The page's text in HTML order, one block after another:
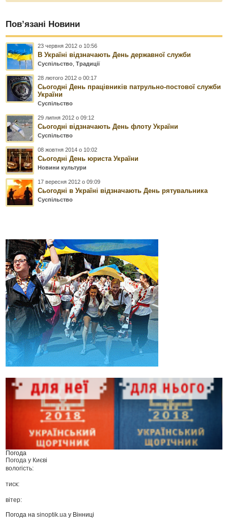
Пов’язані Новини
23 червня 2012 о 10:56
В Україні відзначають День державної служби
Суспільство ,Традиції
28 лютого 2012 о 00:17
Сьогодні День працівників патрульно-постової служби
України
Суспільство
29 липня 2012 о 09:12
Сьогодні відзначають День флоту України
Суспільство
08 жовтня 2014 о 10:02
Сьогодні День юриста України
Новини культури
17 вересня 2012 о 09:09
Сьогодні в Україні відзначають День рятувальника
Суспільство
Погода
Погода у Києві
вологість:
тиск:
вітер:
Погода наsinoptik.ua у Вінниці